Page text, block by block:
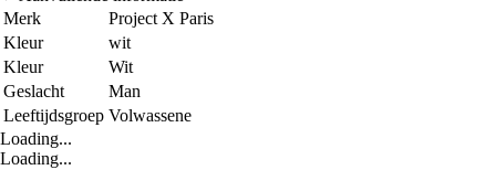
Merk
Project X Paris
Kleur
wit
Kleur
Wit
Geslacht
Man
Leeftijdsgroep Volwassene
Loading...
Loading...